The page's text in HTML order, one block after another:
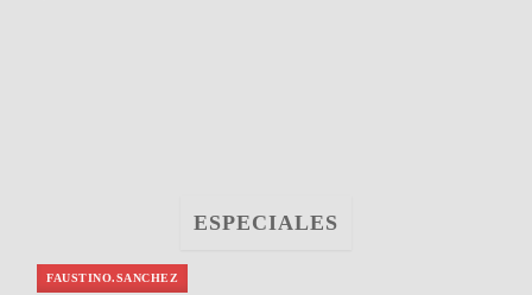
ESPECIALES
FAUSTINO.SANCHEZ